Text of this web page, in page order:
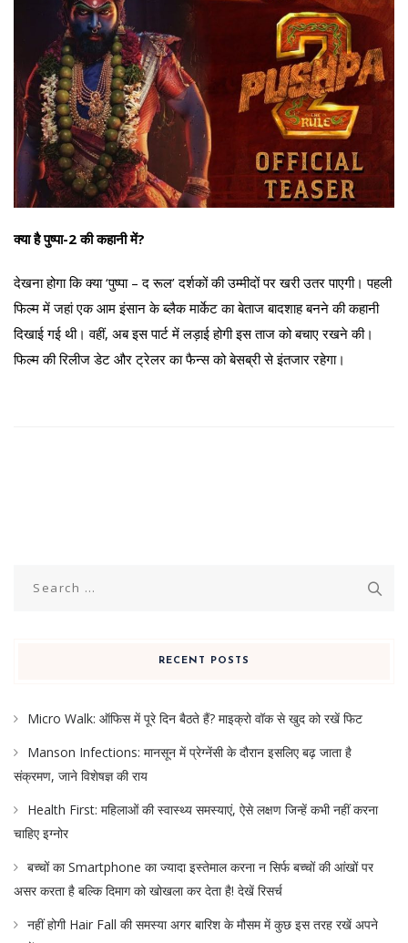
क्या है पुष्पा-2 की कहानी में?
देखना होगा कि क्या ‘पुष्पा – द रूल’ दर्शकों की उम्मीदों पर खरी उतर पाएगी। पहली
फिल्म में जहां एक आम इंसान के ब्लैक मार्केट का बेताज बादशाह बनने की कहानी
दिखाई गई थी। वहीं, अब इस पार्ट में लड़ाई होगी इस ताज को बचाए रखने की।
फिल्म की रिलीज डेट और ट्रेलर का फैन्स को बेसब्री से इंतजार रहेगा।
RECENT POSTS
Micro Walk: ऑफिस में पूरे दिन बैठते हैं? माइक्रो वॉक से खुद को रखें फिट
Manson Infections: मानसून में प्रेग्नेंसी के दौरान इसलिए बढ़ जाता है
संक्रमण, जाने विशेषज्ञ की राय
Health First: महिलाओं की स्वास्थ्य समस्याएं, ऐसे लक्षण जिन्हें कभी नहीं करना
चाहिए इग्नोर
बच्चों का Smartphone का ज्यादा इस्तेमाल करना न सिर्फ बच्चों की आंखों पर
असर करता है बल्कि दिमाग को खोखला कर देता है! देखें रिसर्च
नहीं होगी Hair Fall की समस्या अगर बारिश के मौसम में कुछ इस तरह रखें अपने